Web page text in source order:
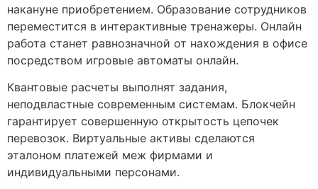
накануне приобретением. Образование сотрудников
переместится в интерактивные тренажеры. Онлайн
работа станет равнозначной от нахождения в офисе
посредством игровые автоматы онлайн.
Квантовые расчеты выполнят задания,
неподвластные современным системам. Блокчейн
гарантирует совершенную открытость цепочек
перевозок. Виртуальные активы сделаются
эталоном платежей меж фирмами и
индивидуальными персонами.